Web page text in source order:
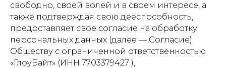
свободно, своей волей и в своем интересе, а
также подтверждая свою дееспособность,
предоставляет свое согласие на обработку
персональных данных (далее — Согласие)
Обществу с ограниченной ответственностью
«ГлоуБайт» (ИНН 7703379427 ),